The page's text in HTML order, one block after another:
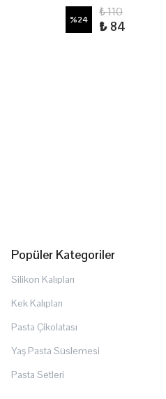
%24
₺ 110
₺ 84
Popüler Kategoriler
Silikon Kalıpları
Kek Kalıpları
Pasta Çikolatası
Yaş Pasta Süslemesi
Pasta Setleri